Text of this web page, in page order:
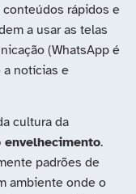
rápidos e
a usar as telas
(WhatsApp é
a notícias e
cultura da
envelhecimento.
padrões de
ambiente onde o